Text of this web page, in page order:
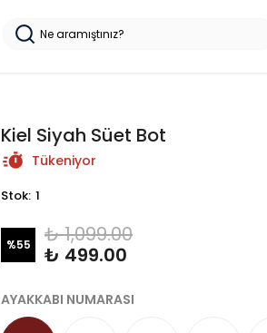
Kiel Siyah Süet Bot
Tükeniyor
Stok: 1
%55
₺ 1,099.00
₺ 499.00
AYAKKABI NUMARASI